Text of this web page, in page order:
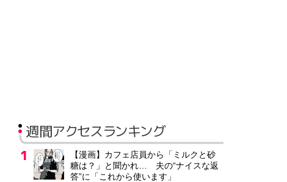
週間アクセスランキング
【漫画】カフェ店員から「ミルクと砂
糖は？」と聞かれ… 夫の“ナイスな返
答”に「これから使います」